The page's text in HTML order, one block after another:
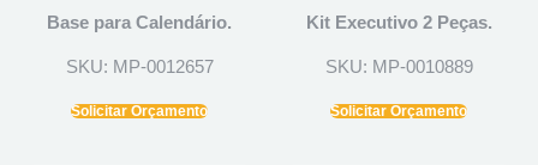
Base para Calendário.
SKU: MP-0012657
Solicitar Orçamento
Kit Executivo 2 Peças.
SKU: MP-0010889
Solicitar Orçamento